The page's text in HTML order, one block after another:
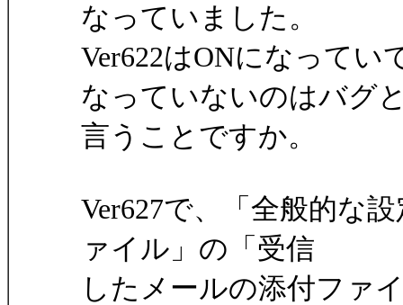
なっていました。
Ver622はONになって
なっていないのはバグ
言うことですか。
Ver627で、「全般的な
ァイル」の「受信
したメールの添付ファ